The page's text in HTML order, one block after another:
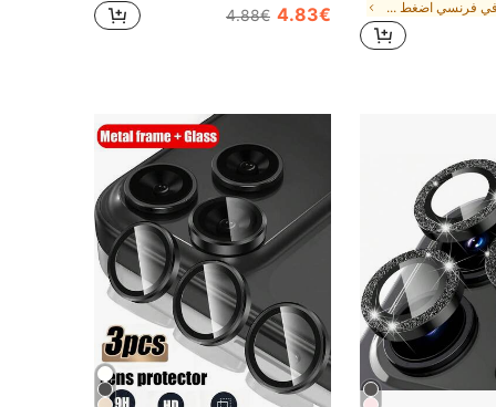
في فرنسي اضغط على الأظافر 4.83€
4.88€